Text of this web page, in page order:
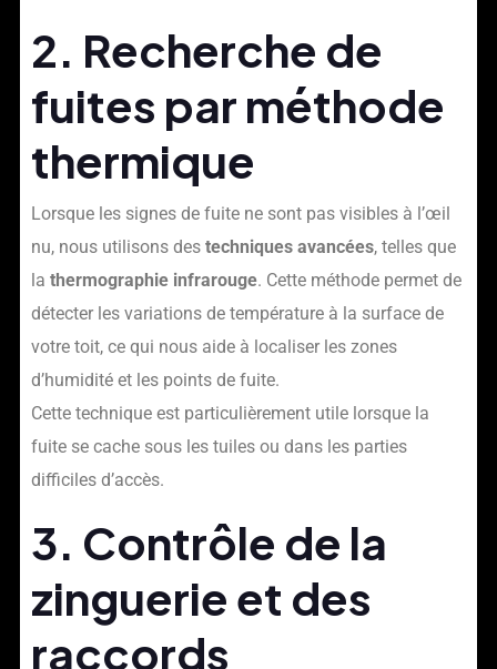
2. Recherche de
fuites par méthode
thermique
Lorsque les signes de fuite ne sont pas visibles à l’œil
nu, nous utilisons des techniques avancées, telles que
la thermographie infrarouge. Cette méthode permet de
détecter les variations de température à la surface de
votre toit, ce qui nous aide à localiser les zones
d’humidité et les points de fuite.
Cette technique est particulièrement utile lorsque la
fuite se cache sous les tuiles ou dans les parties
difficiles d’accès.
3. Contrôle de la
zinguerie et des
raccords